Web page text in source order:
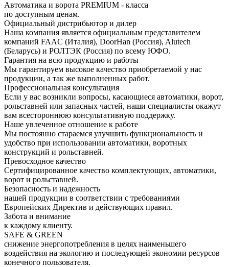
Автоматика и ворота PREMIUM - класса
по доступным ценам.
Официальный дистрибьютор и дилер
Наша компания является официальным представителем
компаний FAAC (Италия), DoorHan (Россия), Alutech
(Беларусь) и РОЛТЭК (Россия) по всему ЮФО.
Гарантия на всю продукцию и работы
Мы гарантируем высокое качество приобретаемой у нас
продукции, а так же выполненных работ.
Профессиональная консультация
Если у вас возникли вопросы, касающиеся автоматики, ворот,
рольставней или запасных частей, наши специалисты окажут
вам всестороннюю консультативную поддержку.
Наше увлеченное отношение к работе
Мы постоянно стараемся улучшить функциональность и
удобство при использовании автоматики, воротных
конструкций и рольставней.
Превосходное качество
Сертифицированное качество комплектующих, автоматики,
ворот и рольставней.
Безопасность и надежность
нашей продукции в соответствии с требованиями
Европейских Директив и действующих правил.
Забота и внимание
к каждому клиенту.
SAFE & GREEN
снижение энергопотребления в целях наименьшего
воздействия на экологию и последующей экономии ресурсов
конечного пользователя.